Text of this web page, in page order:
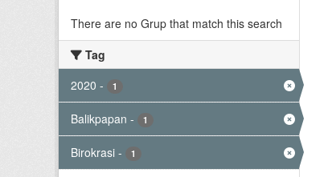
There are no Grup that match this search
Tag
2020 - 1
Balikpapan - 1
Birokrasi - 1